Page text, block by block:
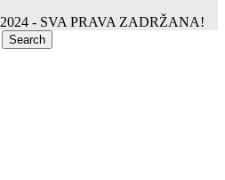
2024 - SVA PRAVA ZADRŽANA!
Search